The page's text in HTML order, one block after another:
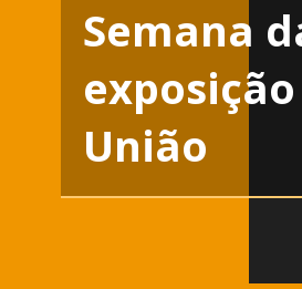
Semana
União